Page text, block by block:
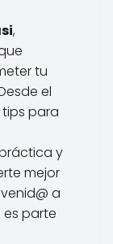
,
tu
el
para
y
mejor
a
parte